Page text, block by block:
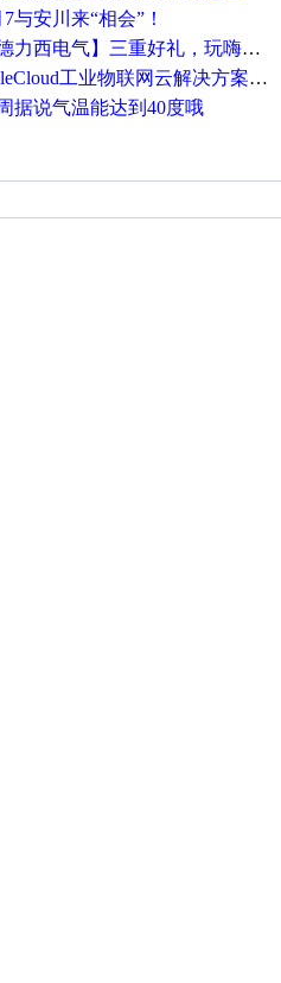
7与安川来“相会”！
力西电气】三重好礼，玩嗨夏日！
工业物联网云解决方案实践及应用
据说气温能达到40度哦